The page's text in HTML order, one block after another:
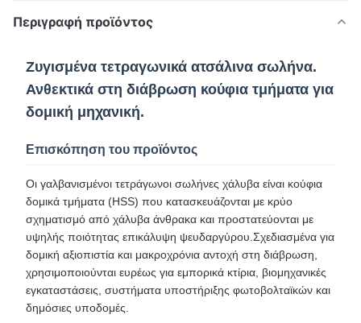
Περιγραφή προϊόντος
Ζυγισμένα τετραγωνικά ατσάλινα σωλήνα.
Ανθεκτικά στη διάβρωση κούφια τμήματα για
δομική μηχανική.
Επισκόπηση του προϊόντος
Οι γαλβανισμένοι τετράγωνοι σωλήνες χάλυβα είναι κούφια
δομικά τμήματα (HSS) που κατασκευάζονται με κρύο
σχηματισμό από χάλυβα άνθρακα και προστατεύονται με
υψηλής ποιότητας επικάλυψη ψευδαργύρου.Σχεδιασμένα για
δομική αξιοπιστία και μακροχρόνια αντοχή στη διάβρωση,
χρησιμοποιούνται ευρέως για εμπορικά κτίρια, βιομηχανικές
εγκαταστάσεις, συστήματα υποστήριξης φωτοβολταϊκών και
δημόσιες υποδομές.